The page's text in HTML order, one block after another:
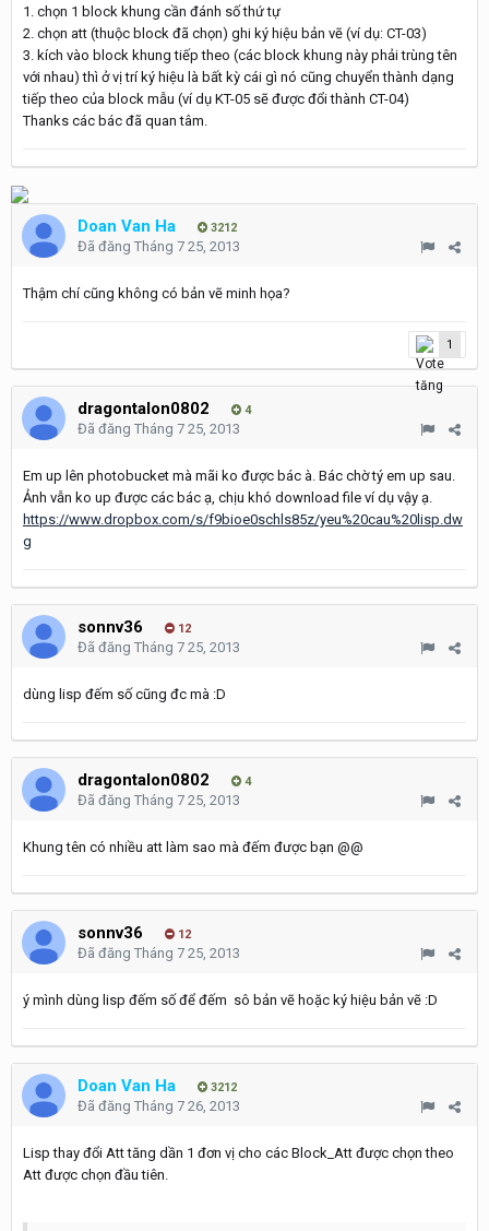
1. chọn 1 block khung cần đánh số thứ tự
2. chọn att (thuộc block đã chọn) ghi ký hiệu bản vẽ (ví dụ: CT-03)
3. kích vào block khung tiếp theo (các block khung này phải trùng tên
với nhau) thì ở vị trí ký hiệu là bất kỳ cái gì nó cũng chuyển thành dạng
tiếp theo của block mẫu (ví dụ KT-05 sẽ được đổi thành CT-04)
Thanks các bác đã quan tâm.
Doan Van Ha 3212
Đã đăng Tháng 7 25, 2013
Thậm chí cũng không có bản vẽ minh họa?
1
dragontalon0802 4
Đã đăng Tháng 7 25, 2013
Em up lên photobucket mà mãi ko được bác à. Bác chờ tý em up sau.
Ảnh vẫn ko up được các bác ạ, chịu khó download file ví dụ vậy ạ.
https://www.dropbox.com/s/f9bioe0schls85z/yeu%20cau%20lisp.dw
g
sonnv36 12
Đã đăng Tháng 7 25, 2013
dùng lisp đếm số cũng đc mà :D
dragontalon0802 4
Đã đăng Tháng 7 25, 2013
Khung tên có nhiều att làm sao mà đếm được bạn @@
sonnv36 12
Đã đăng Tháng 7 25, 2013
ý mình dùng lisp đếm số để đếm sô bản vẽ hoặc ký hiệu bản vẽ :D
Doan Van Ha 3212
Đã đăng Tháng 7 26, 2013
Lisp thay đổi Att tăng dần 1 đơn vị cho các Block_Att được chọn theo
Att được chọn đầu tiên.